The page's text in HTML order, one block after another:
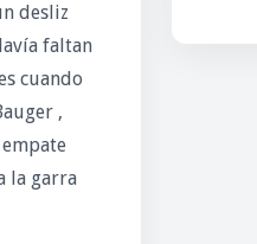
desliz
faltan
cuando
,
la garra